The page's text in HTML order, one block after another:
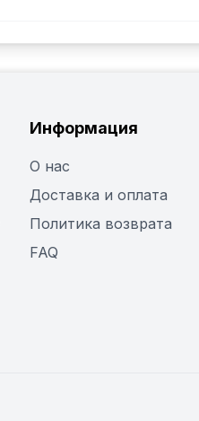
Информация
О нас
Доставка и оплата
Политика возврата
FAQ